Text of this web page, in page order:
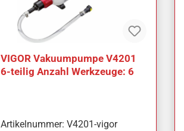
VIGOR Vakuumpumpe V4201
6-teilig Anzahl Werkzeuge: 6
Artikelnummer: V4201-vigor